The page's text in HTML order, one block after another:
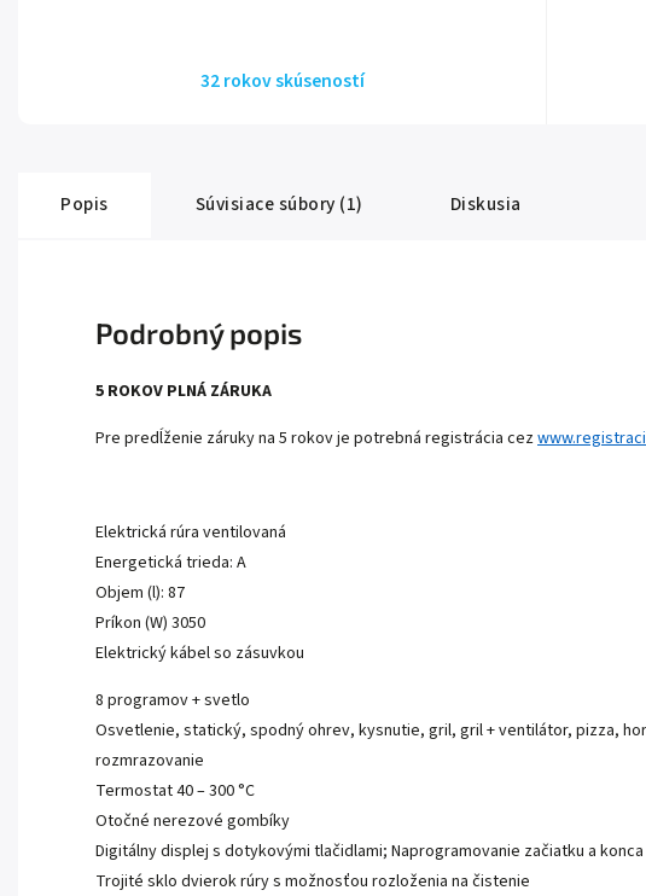
32 rokov skúseností
Popis Súvisiace súbory (1) Diskusia
Podrobný popis
5 ROKOV PLNÁ ZÁRUKA
Pre predĺženie záruky na 5 rokov je potrebná registrácia cez
Elektrická rúra ventilovaná
Energetická trieda: A
Objem (l): 87
Príkon (W) 3050
Elektrický kábel so zásuvkou
8 programov + svetlo
Osvetlenie, statický, spodný ohrev, kysnutie, gril, gril + ventilátor, pizza,
rozmrazovanie
Termostat 40 – 300 °C
Otočné nerezové gombíky
Digitálny displej s dotykovými tlačidlami; Naprogramovanie začiatku a
Trojité sklo dvierok rúry s možnosťou rozloženia na čistenie